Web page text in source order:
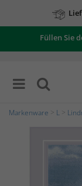
Füllen Sie
Markenware L